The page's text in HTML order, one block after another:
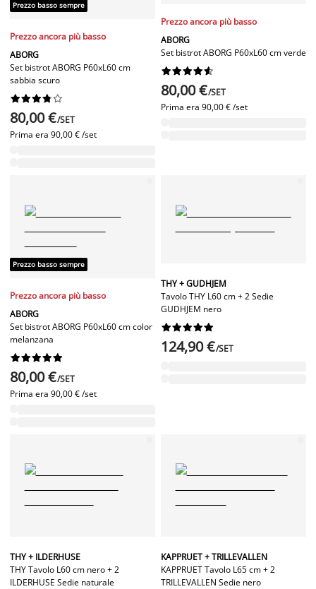
Prezzo basso sempre
Prezzo ancora più basso
ABORG
Set bistrot ABORG P60xL60 cm
sabbia scuro






80,00 €/SET
Prima era 90,00 € /set
Prezzo ancora più basso
ABORG
Set bistrot ABORG P60xL60 cm verde






80,00 €/SET
Prima era 90,00 € /set
Prezzo basso sempre
Prezzo ancora più basso
ABORG
Set bistrot ABORG P60xL60 cm color
melanzana






80,00 €/SET
Prima era 90,00 € /set
THY + GUDHJEM
Tavolo THY L60 cm + 2 Sedie
GUDHJEM nero






124,90 €/SET
THY + ILDERHUSE
THY Tavolo L60 cm nero + 2
ILDERHUSE Sedie naturale
KAPPRUET + TRILLEVALLEN
KAPPRUET Tavolo L65 cm + 2
TRILLEVALLEN Sedie nero